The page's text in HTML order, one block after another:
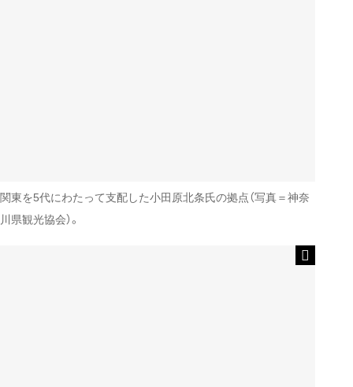
関東を5代にわたって支配した小田原北条氏の拠点（写真＝神奈
川県観光協会）。